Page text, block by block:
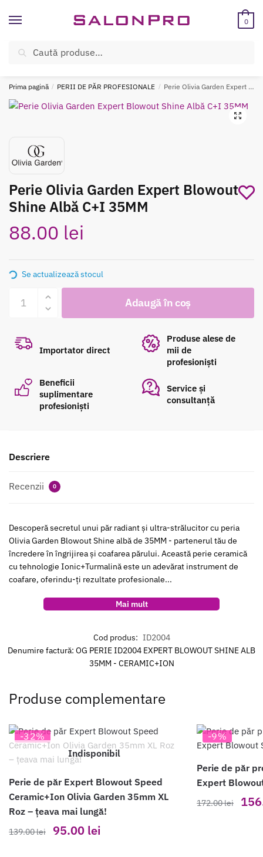
Caută
Caută
0
ÎNREGISTREAZĂ-TE SI BENEFICIEAZĂ DE CADOURI ȘI REDUCERI
Prima pagină / PERII DE PĂR PROFESIONALE / Perie Olivia Garden Expert Blowout Shine Albă C+I 35MM
Perie Olivia Garden Expert Blowout
Shine Albă C+I 35MM
88.00 lei
Se actualizează stocul
Perie
Garden
Expert
Shine
Albă
Adaugă în coș
Importator direct
Produse alese de
mii de
profesioniști
Beneficii
suplimentare
profesioniști
Service și
consultanță
Descriere
Recenzii 0
Descoperă secretul unui păr radiant și ultra-strălucitor cu peria
Olivia Garden Blowout Shine albă de 35MM - partenerul tău de
încredere în îngrijirea și coafarea părului. Această perie ceramică
cu tehnologie Ionic+Turmalină este un adevărat instrument de
coafare, oferindu-ți rezultate profesionale...
Mai mult
Cod produs: ID2004
Denumire factură: OG PERIE ID2004 EXPERT BLOWOUT SHINE ALB
35MM - CERAMIC+ION
Produse complementare
-32%
Indisponibil
Perie de păr Expert Blowout Speed
Ceramic+Ion Olivia Garden 35mm XL
Roz – țeava mai lungă!
139.00lei
Prețul
95.00 lei
-9%
Perie de păr
Expert
172.00lei